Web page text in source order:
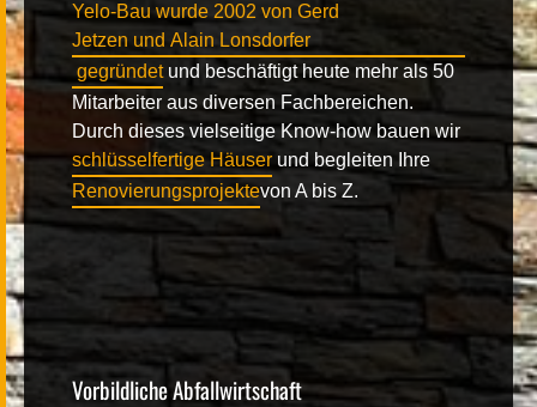
Yelo-Bau wurde 2002 von Gerd
Jetzen und Alain Lonsdorfer
gegründetund beschäftigt heute mehr als 50
Mitarbeiter aus diversen Fachbereichen.
Durch dieses vielseitige Know-how bauen wir
schlüsselfertige Häuser und begleiten Ihre
Renovierungsprojektevon A bis Z.
Vorbildliche Abfallwirtschaft